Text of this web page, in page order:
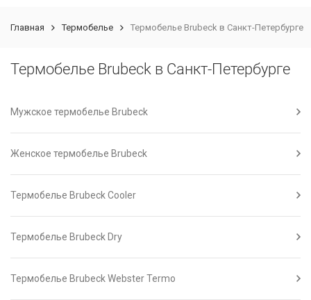
Главная Термобелье Термобелье Brubeck в Санкт-Петербурге
Термобелье Brubeck в Санкт-Петербурге
Мужское термобелье Brubeck
Женское термобелье Brubeck
Термобелье Brubeck Cooler
Термобелье Brubeck Dry
Термобелье Brubeck Webster Termo